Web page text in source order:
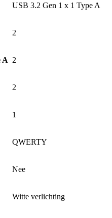
USB 3.2 Gen 1 x 1 Type A
2
A 2
2
1
QWERTY
Nee
Witte verlichting